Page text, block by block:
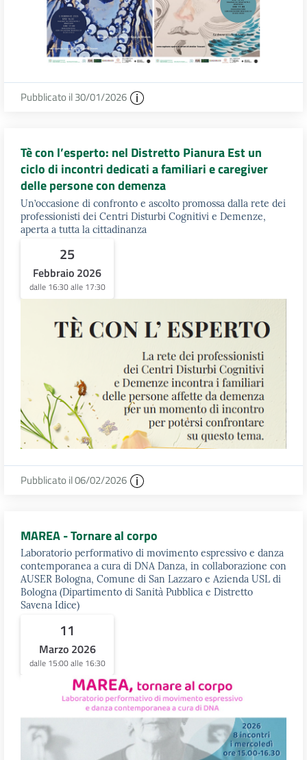
Pubblicato il 30/01/2026
Tè con l’esperto: nel Distretto Pianura Est un
ciclo di incontri dedicati a familiari e caregiver
delle persone con demenza
Un’occasione di confronto e ascolto promossa dalla rete dei
professionisti dei Centri Disturbi Cognitivi e Demenze,
aperta a tutta la cittadinanza
25
Febbraio 2026
dalle 16:30 alle 17:30
Pubblicato il 06/02/2026
MAREA - Tornare al corpo
Laboratorio performativo di movimento espressivo e danza
contemporanea a cura di DNA Danza, in collaborazione con
AUSER Bologna, Comune di San Lazzaro e Azienda USL di
Bologna (Dipartimento di Sanità Pubblica e Distretto
Savena Idice)
11
Marzo 2026
dalle 15:00 alle 16:30